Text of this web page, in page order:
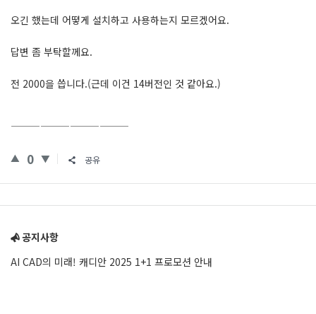
오긴 했는데 어떻게 설치하고 사용하는지 모르겠어요.
답변 좀 부탁할께요.
전 2000을 씁니다.(근데 이건 14버전인 것 같아요.)
————————————
0 공유
공지사항
AI CAD의 미래! 캐디안 2025 1+1 프로모션 안내